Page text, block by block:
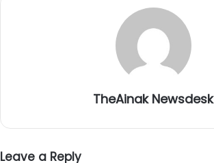
TheAinak Newsdesk
Leave a Reply